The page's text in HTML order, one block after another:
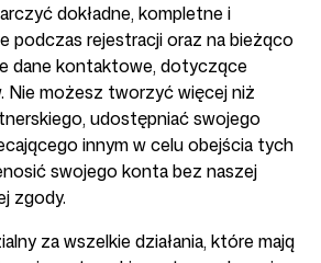
dokładne, kompletne i
podczas rejestracji oraz na bieżąco
dane kontaktowe, dotyczące
Nie możesz tworzyć więcej niż
udostępniać swojego
innym w celu obejścia tych
swojego konta bez naszej
zgody.
za wszelkie działania, które mają